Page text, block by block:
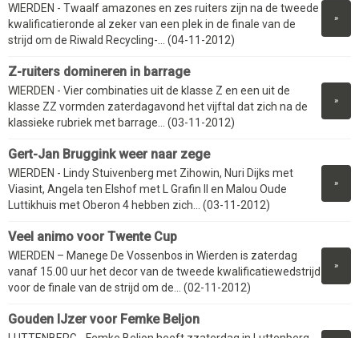
»
WIERDEN - Twaalf amazones en zes ruiters zijn na de tweede
kwalificatieronde al zeker van een plek in de finale van de
strijd om de Riwald Recycling-... (04-11-2012)
Z-ruiters domineren in barrage
»
WIERDEN - Vier combinaties uit de klasse Z en een uit de
klasse ZZ vormden zaterdagavond het vijftal dat zich na de
klassieke rubriek met barrage... (03-11-2012)
Gert-Jan Bruggink weer naar zege
»
WIERDEN - Lindy Stuivenberg met Zihowin, Nuri Dijks met
Viasint, Angela ten Elshof met L Grafin II en Malou Oude
Luttikhuis met Oberon 4 hebben zich... (03-11-2012)
Veel animo voor Twente Cup
»
WIERDEN – Manege De Vossenbos in Wierden is zaterdag
vanaf 15.00 uur het decor van de tweede kwalificatiewedstrijd
voor de finale van de strijd om de... (02-11-2012)
Gouden IJzer voor Femke Beljon